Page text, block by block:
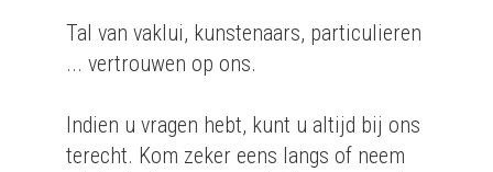
Tal van vaklui, kunstenaars, particulieren
... vertrouwen op ons.
Indien u vragen hebt, kunt u altijd bij ons
terecht. Kom zeker eens langs of neem